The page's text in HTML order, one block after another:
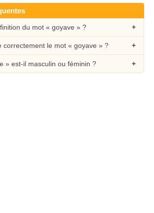
du mot « goyave » ?
correctement le mot « goyave » ?
» est-il masculin ou féminin ?